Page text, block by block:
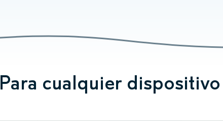
Para cualquier dispositivo